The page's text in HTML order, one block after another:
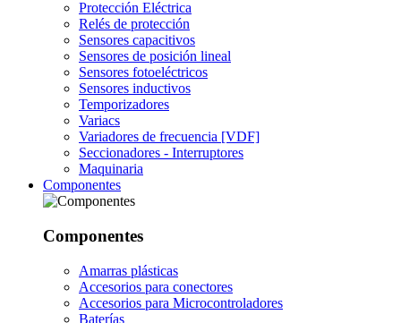
Protección Eléctrica
Relés de protección
Sensores capacitivos
Sensores de posición lineal
Sensores fotoeléctricos
Sensores inductivos
Temporizadores
Variacs
Variadores de frecuencia [VDF]
Seccionadores - Interruptores
Maquinaria
Componentes
Componentes
Amarras plásticas
Accesorios para conectores
Accesorios para Microcontroladores
Baterías